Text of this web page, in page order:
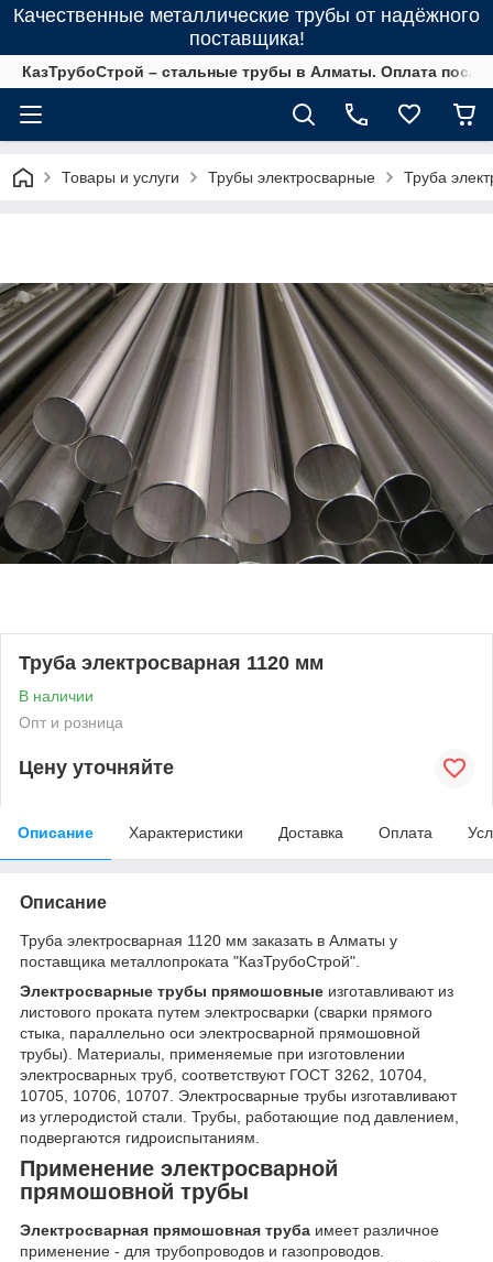
Качественные металлические трубы от надёжного
поставщика!
КазТрубоСтрой – стальные трубы в Алматы. Оплата
Товары и услуги Трубы электросварные Труба
Труба электросварная 1120 мм
В наличии
Опт и розница
Цену уточняйте
Описание Характеристики Доставка Оплата
Описание
Труба электросварная 1120 мм заказать в Алматы у
поставщика металлопроката "КазТрубоСтрой".
Электросварные трубы прямошовные изготавливают из
листового проката путем электросварки (сварки прямого
стыка, параллельно оси электросварной прямошовной
трубы). Материалы, применяемые при изготовлении
электросварных труб, соответствуют ГОСТ 3262, 10704,
10705, 10706, 10707. Электросварные трубы изготавливают
из углеродистой стали. Трубы, работающие под давлением,
подвергаются гидроиспытаниям.
Применение электросварной
прямошовной трубы
Электросварная прямошовная труба имеет различное
применение - для трубопроводов и газопроводов.